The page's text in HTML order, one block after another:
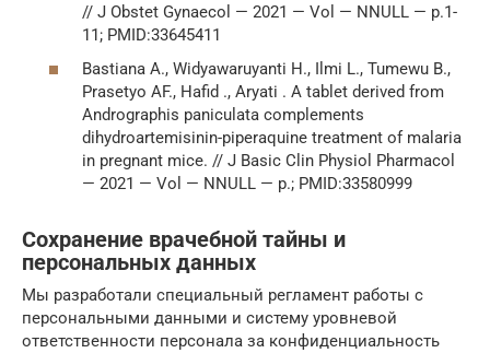
// J Obstet Gynaecol — 2021 — Vol — NNULL — p.1-
11; PMID:33645411
Bastiana A., Widyawaruyanti H., Ilmi L., Tumewu B.,
Prasetyo AF., Hafid ., Aryati . A tablet derived from
Andrographis paniculata complements
dihydroartemisinin-piperaquine treatment of malaria
in pregnant mice. // J Basic Clin Physiol Pharmacol
— 2021 — Vol — NNULL — p.; PMID:33580999
Сохранение врачебной тайны и
персональных данных
Мы разработали специальный регламент работы с
персональными данными и систему уровневой
ответственности персонала за конфиденциальность